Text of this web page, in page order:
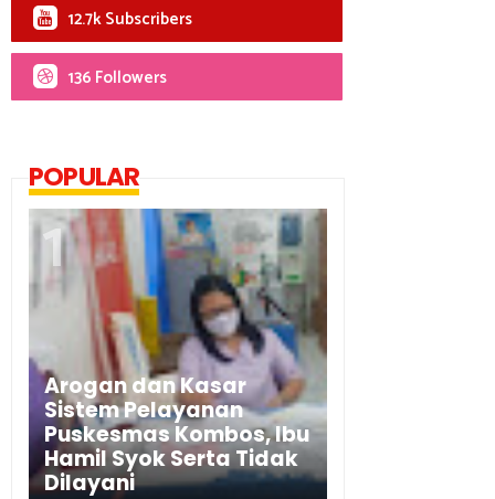
12.7k Subscribers
136 Followers
POPULAR
Arogan dan Kasar
Sistem Pelayanan
Puskesmas Kombos, Ibu
Hamil Syok Serta Tidak
Dilayani